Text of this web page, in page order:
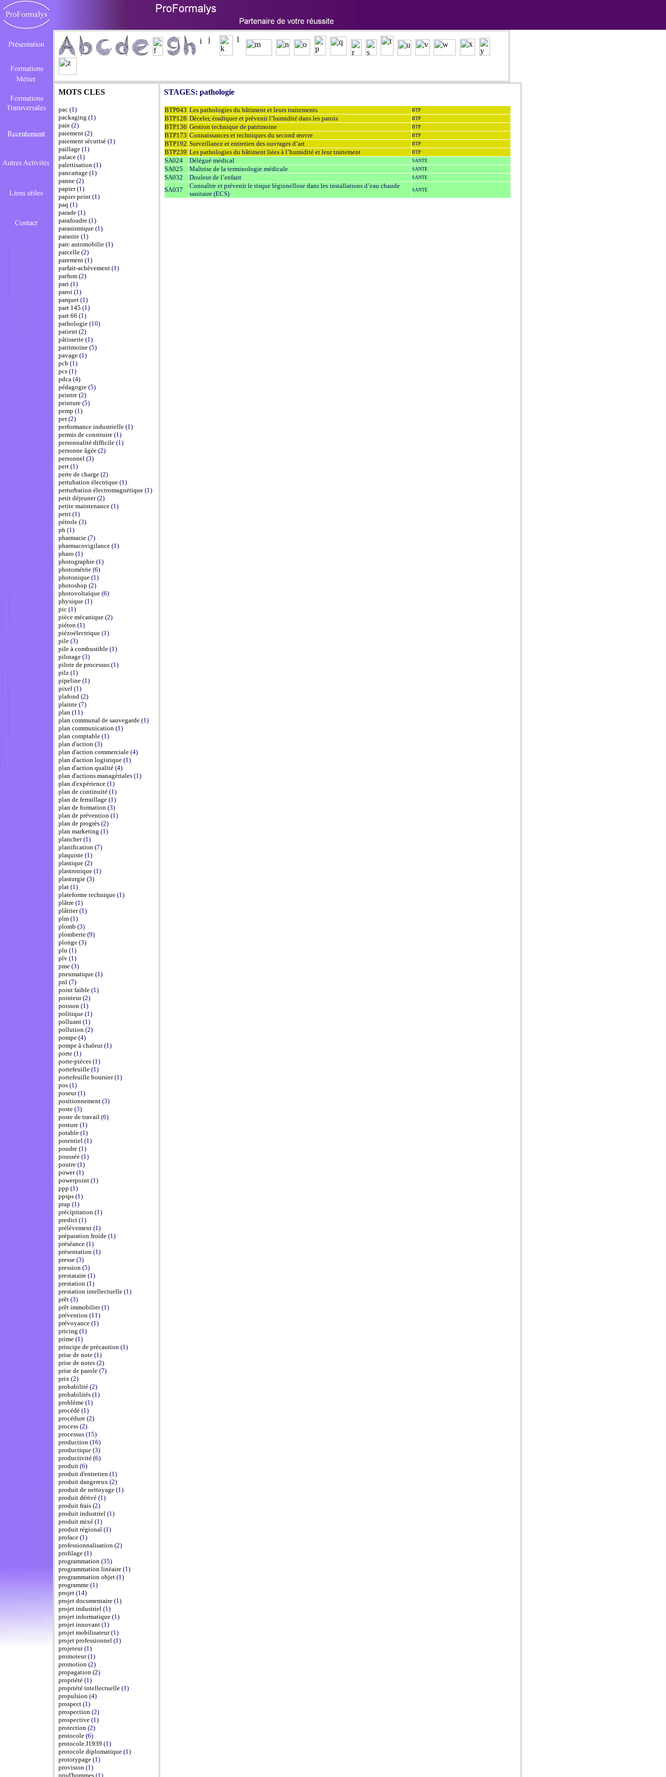
MOTS CLES
pac (1)
packaging (1)
paie (2)
paiement (2)
paiement sécurisé (1)
paillage (1)
palace (1)
palettisation (1)
pancartage (1)
panne (2)
papier(1)
papier peint (1)
paq (1)
parade (1)
parafoudre (1)
parasismique (1)
parasite (1)
parc automobilie (1)
parcelle (2)
parement (1)
parfait-achèvement (1)
parfum (2)
pari (1)
paroi (1)
parquet (1)
part 145 (1)
part 66 (1)
pathologie (10)
patient (2)
pâtisserie (1)
patrimoine (5)
pavage (1)
pcb (1)
pcs (1)
pdca (4)
pédagogie (5)
peintre (2)
peinture (5)
pemp (1)
per(2)
performance industrielle (1)
permis de construire (1)
personnalité difficile (1)
personne âgée (2)
personnel (3)
pert (1)
perte de charge (2)
pertubation électrique (1)
perturbation électromagnétique (1)
petit déjeuner(2)
petite maintenance (1)
petri (1)
pétrole (3)
ph (1)
pharmacie (7)
pharmacovigilance (1)
pharo (1)
photographie (1)
photométrie (6)
photonique (1)
photoshop (2)
photovoltaïque (6)
physique (1)
pic (1)
pièce mécanique (2)
piéton (1)
piézoélectrique (1)
pile (3)
pile à combustible (1)
pilotage (3)
pilote de processus (1)
pilz (1)
pipeline (1)
pixel (1)
plafond (2)
plainte (7)
plan (11)
plan communal de sauvegarde (1)
plan communication (1)
plan comptable (1)
plan d'action (3)
plan d'action commerciale (4)
plan d'action logistique (1)
plan d'action qualité (4)
plan d'actions managériales (1)
plan d'expérience (1)
plan de continuité (1)
plan de ferraillage (1)
plan de formation (3)
plan de prévention (1)
plan de progrès (2)
plan marketing (1)
plancher(1)
planification (7)
plaquiste (1)
plastique (2)
plastronique (1)
plasturgie (3)
plat (1)
plateforme technique (1)
plâtre (1)
plâtrier(1)
plm (1)
plomb (3)
plomberie (9)
plonge (3)
plu (1)
plv (1)
pme (3)
pneumatique (1)
pnl (7)
point faible (1)
pointeur(2)
poisson (1)
politique (1)
polluant (1)
pollution (2)
pompe (4)
pompe à chaleur(1)
porte (1)
porte-pièces (1)
portefeuille (1)
portefeuille boursier(1)
pos (1)
poseur(1)
positionnement (3)
poste (3)
poste de travail (6)
posture (1)
potable (1)
potentiel (1)
poudre (1)
poussée (1)
poutre (1)
power(1)
powerpoint (1)
ppp (1)
ppsps (1)
prap (1)
précipitation (1)
predict (1)
prélèvement (1)
préparation froide (1)
préséance (1)
présentation (1)
presse (3)
pression (5)
prestataire (1)
prestation (1)
prestation intellectuelle (1)
prêt (3)
prêt immobilier(1)
prévention (11)
prévoyance (1)
pricing (1)
prime (1)
principe de précaution (1)
prise de note (1)
prise de notes (2)
prise de parole (7)
prix (2)
probabilité (2)
probabilités (1)
problème (1)
procédé (1)
procédure (2)
process (2)
processus (15)
production (16)
productique (3)
productivité (6)
produit (6)
produit d'entretien (1)
produit dangereux (2)
produit de nettoyage (1)
produit dérivé (1)
produit frais (2)
produit industriel (1)
produit mixé (1)
produit régional (1)
proface (1)
professionnalisation (2)
profilage (1)
programmation (35)
programmation linéaire (1)
programmation objet (1)
programme (1)
projet (14)
projet documentaire (1)
projet industriel (1)
projet informatique (1)
projet innovant (1)
projet mobilisateur(1)
projet professionnel (1)
projeteur(1)
promoteur(1)
promotion (2)
propagation (2)
propriété (1)
propriété intellectuelle (1)
propulsion (4)
prospect (1)
prospection (2)
prospective (1)
protection (2)
protocole (6)
protocole J1939 (1)
protocole diplomatique (1)
prototypage (1)
provision (1)
prud'hommes (1)
STAGES: pathologie
BTP043 Les pathologies du bâtiment et leurs traitements BTP
BTP128 Déceler, éradiquer et prévenir l’humidité dans les parois BTP
BTP136 Gestion technique de patrimoine BTP
BTP173 Connaissances et techniques du second œuvre BTP
BTP192 Surveillance et entretien des ouvrages d’art BTP
BTP239 Les pathologies du bâtiment liées à l’humidité et leur traitement BTP
SA024 Délégué médical SANTE
SA025 Maîtrise de la terminologie médicale SANTE
SA032 Douleur de l’enfant SANTE
SA037
Connaître et prévenir le risque légionellose dans les installations d’eau chaude
sanitaire (ECS)
SANTE